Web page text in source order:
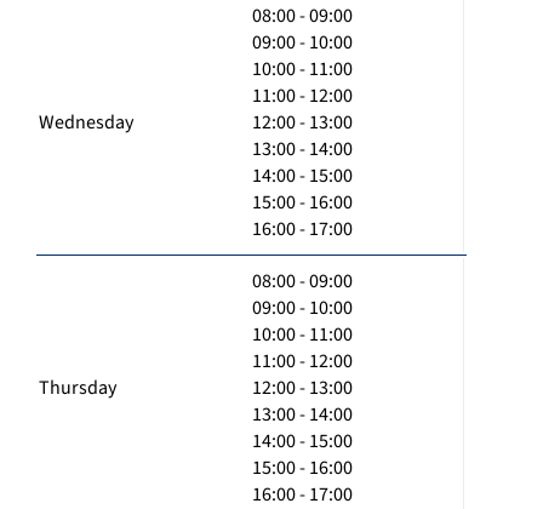
Wednesday
08:00 - 09:00
09:00 - 10:00
10:00 - 11:00
11:00 - 12:00
12:00 - 13:00
13:00 - 14:00
14:00 - 15:00
15:00 - 16:00
16:00 - 17:00
Thursday
08:00 - 09:00
09:00 - 10:00
10:00 - 11:00
11:00 - 12:00
12:00 - 13:00
13:00 - 14:00
14:00 - 15:00
15:00 - 16:00
16:00 - 17:00